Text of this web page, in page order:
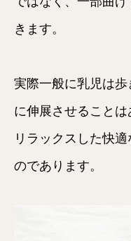
きます。
実際一般に乳児は
に伸展させること
リラックスした快
のであります。